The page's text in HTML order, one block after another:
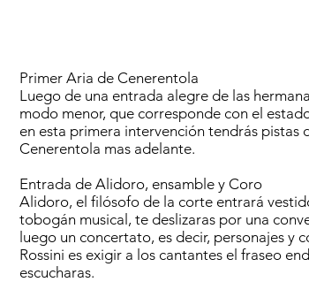
Primer Aria de Cenerentola
Luego de una entrada alegre de las
modo menor, que corresponde con el
en esta primera intervención tendrás pistas
Cenerentola mas adelante.
Entrada de Alidoro, ensamble y Coro
Alidoro, el filósofo de la corte entrará
tobogán musical, te deslizaras por una
luego un concertato, es decir, personajes y
Rossini es exigir a los cantantes el fraseo
escucharas.